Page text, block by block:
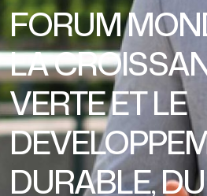
FORUM
LA
VERTE ET LE
DURABLE,